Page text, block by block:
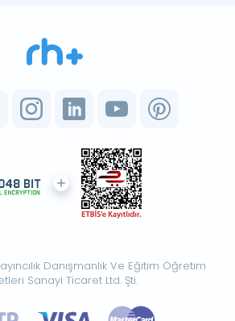
Danışmanlık Ve Eğitim Öğretim
Sanayi Ticaret Ltd. Şti.